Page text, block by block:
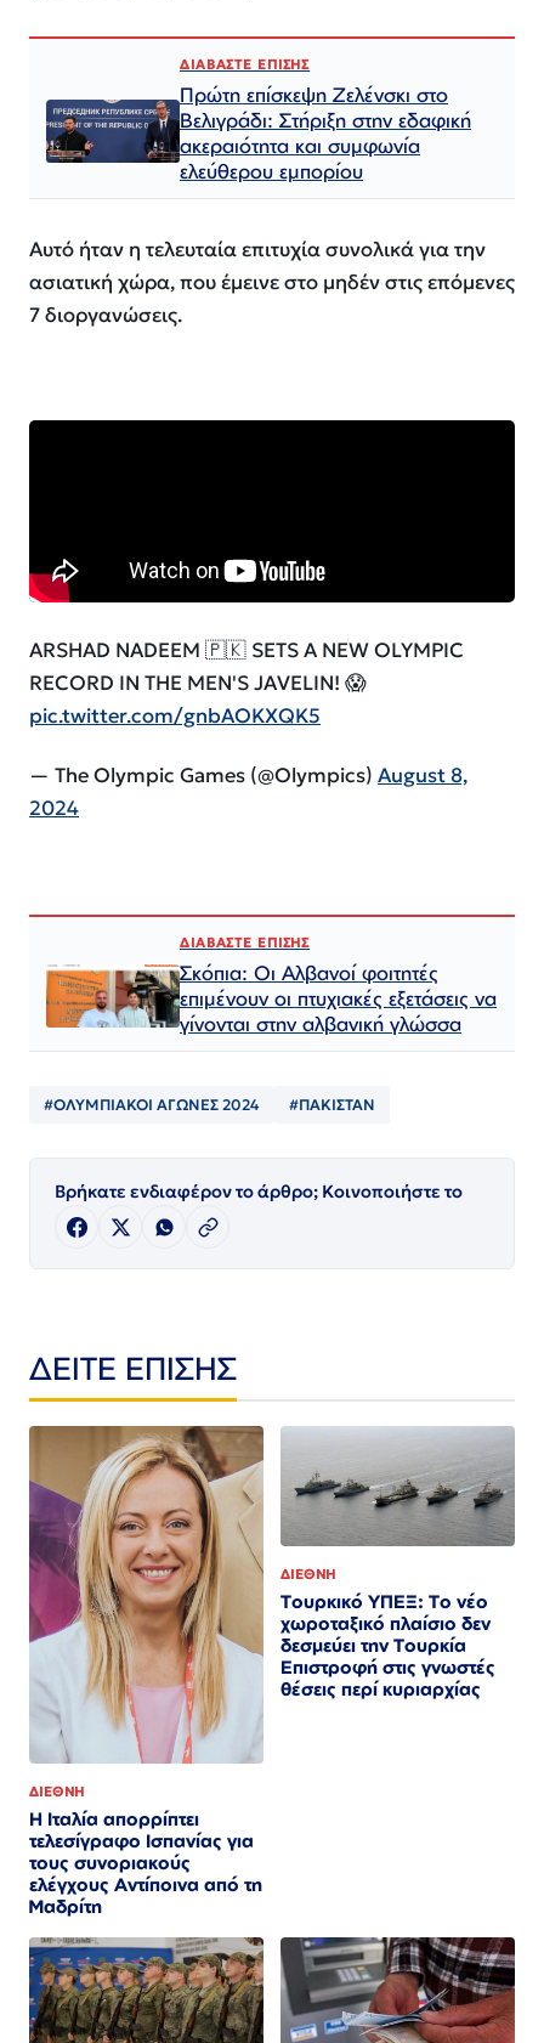
ΔΙΑΒΑΣΤΕ ΕΠΙΣΗΣ
Πρώτη επίσκεψη Ζελένσκι στο
Βελιγράδι: Στήριξη στην εδαφική
ακεραιότητα και συμφωνία
ελεύθερου εμπορίου
Αυτό ήταν η τελευταία επιτυχία συνολικά για την
ασιατική χώρα, που έμεινε στο μηδέν στις επόμενες
7 διοργανώσεις.
ARSHAD NADEEM 🇵🇰 SETS A NEW OLYMPIC
RECORD IN THE MEN'S JAVELIN! 😱
pic.twitter.com/gnbAOKXQK5
— The Olympic Games (@Olympics) August 8,
2024
ΔΙΑΒΑΣΤΕ ΕΠΙΣΗΣ
Σκόπια: Οι Αλβανοί φοιτητές
επιμένουν οι πτυχιακές εξετάσεις να
γίνονται στην αλβανική γλώσσα
#ΟΛΥΜΠΙΑΚΟΙ ΑΓΩΝΕΣ 2024 #ΠΑΚΙΣΤΑΝ
Βρήκατε ενδιαφέρον το άρθρο; Κοινοποιήστε το
ΔΕΙΤΕ ΕΠΙΣΗΣ
ΔΙΕΘΝΗ
Η Ιταλία απορρίπτει
τελεσίγραφο Ισπανίας για
τους συνοριακούς
ελέγχους Αντίποινα από τη
Μαδρίτη
ΔΙΕΘΝΗ
Τουρκικό ΥΠΕΞ: Το νέο
χωροταξικό πλαίσιο δεν
δεσμεύει την Τουρκία
Επιστροφή στις γνωστές
θέσεις περί κυριαρχίας